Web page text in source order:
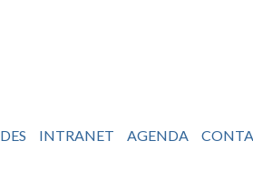
INTRANET AGENDA